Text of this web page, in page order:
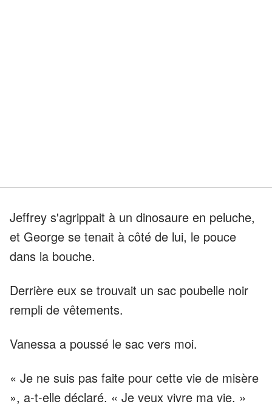
Jeffrey s'agrippait à un dinosaure en peluche,
et George se tenait à côté de lui, le pouce
dans la bouche.
Derrière eux se trouvait un sac poubelle noir
rempli de vêtements.
Vanessa a poussé le sac vers moi.
« Je ne suis pas faite pour cette vie de misère
», a-t-elle déclaré. « Je veux vivre ma vie. »